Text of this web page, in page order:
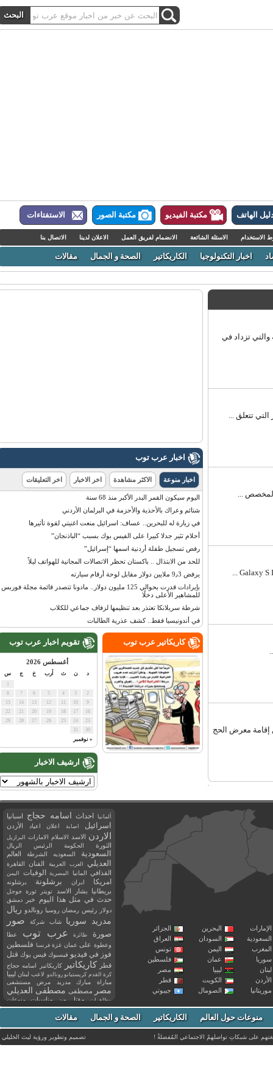
الهاتف مكتبة الفيديو مكتبة الصور الاستفتاءات
الاسئلة الشائعة الانضمام لفريق العمل الاعلان لدينا الاتصال بنا
اخبار التكنولوجيا الكاريكاتير الصحة و الجمال مقالات
تزداد في
تتعلق ...
...
معرض الحج
اخبار عرب توب
اخبار منوعة الاكثر مشاهدة اخر الاخبار اخر التعليقات
اليوم سيكون القمر البدر الأكبر منذ 68 سنة
شتائم وعراك بالأحذية والأحزمة في البرلمان الأردني
في زيارة له للبحرين.. عساف: اسرائيل منعت اغنيتي لقوة تأثيرها
أحلام تثير جدلا كبيرا على الفيس بوك بسبب “الباذنجان”
رفض تسجيل طفلة أردنية اسمها “إسرائيل”
للحد من الابتذال .. باكستان تحظر الاتصالات المجانية للهواتف ليلاً
يرفض 9٫3 ملايين دولار مقابل لوحة أرقام سيارته
بإيرادات قدرت بحوالي 125 مليون دولار.. مادونا تتصدر قائمة مجلة فوربس
للمشاهير الأعلى دخلًا
شرطة سريلانكا تعتذر بعد تنظيمها لزفاف جماعي للكلاب
في أندونيسيا فقط.. كشف عذرية الطالبات
تقويم اخبار عرب توب
أغسطس 2026
أرب س
« نوفمبر
ارشيف الاخبار
كاريكاتير عرب توب
البحرين
الجزائر
السودان
العراق
اليمن
تونس
عمان
فلسطين
ليبيا
مصر
الكويت
قطر
الصومال جيبوتي
ألمانيا احداث اسامه حجاج اسبانيا
اسرائيل اصابة اعلان اعياد الأردن
الاردن الاسد الاسلام الامارات البرازيل
الثورة الحكومة الرئيس الريال
السعودية السعوديه الشرطة العالم
العديلي العرب العربية الفنان القاهرة
القذافي المانيا المصرية الوفيات اليمن
امريكا ايران برشلونة برشلونه
بريطانيا بشار الاسد تويتر ثورة جوجل
حدث في مثل هذا اليوم خبر دمشق
دولار رئيس رمضان روسيا رونالدو ريال
مدريد
سوريا شاب شركة صور
صورة طائرة عرب توب
عطا
وعطوة على عمان غزة فرنسا فلسطين
فوز في فيديو فيسبوك فيس بوك قتل
قطر كاريكاتير كاريكاتير اسامه حجاج
كرة القدم كريستيانو رونالدو لاعب لبنان ليبيا
مباراة مبارك مدريد مرض مستشفى
مصر مصطفى مصطفى العديلي
مظاهرات مقتل من مناسبات
منوعات
مواليد
موت ميسي ميلان نادي نشر
وفاة وفيات يوتيوب منوعات حول العالم الكاريكاتير الصحة و الجمال مقالات
على شبكاتِ تواصلهمْ الاجتماعي المُفضلةْ ! تصميم وتطوير ورؤيةليث الخليلي